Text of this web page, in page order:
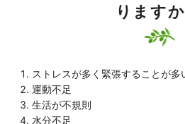
ります
ストレスが多く緊張することが多
運動不足
生活が不規則
水分不足